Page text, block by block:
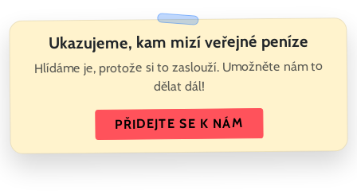
Ukazujeme, kam mizí veřejné peníze
Hlídáme je, protože si to zaslouží. Umožněte nám to
dělat dál!
PŘIDEJTE SE K NÁM